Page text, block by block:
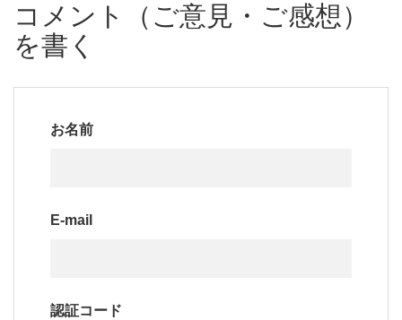
コメント（ご意見・ご感想）
を書く
お名前
E-mail
認証コード